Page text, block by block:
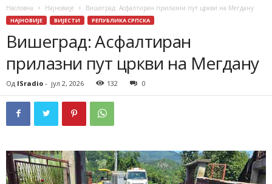
Насловна Најновије Вишеград: Асфалтиран прилазни пут цркви на Мегдану
НАЈНОВИЈЕ ВИЈЕСТИ РЕПУБЛИКА СРПСКА
Вишеград: Асфалтиран
прилазни пут цркви на Мегдану
Од ISradio - јул 2, 2026 132 0